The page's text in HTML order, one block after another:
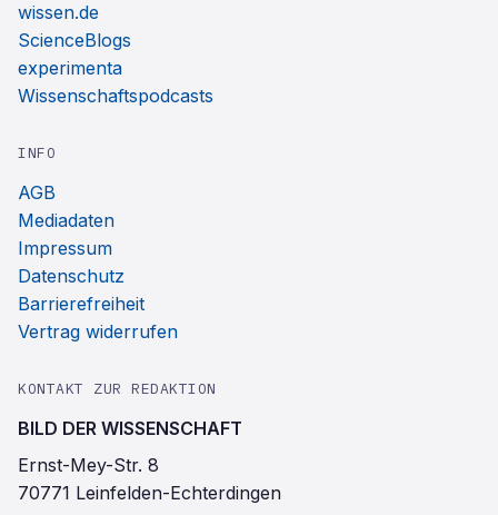
wissen.de
ScienceBlogs
experimenta
Wissenschaftspodcasts
INFO
AGB
Mediadaten
Impressum
Datenschutz
Barrierefreiheit
Vertrag widerrufen
KONTAKT ZUR REDAKTION
BILD DER WISSENSCHAFT
Ernst-Mey-Str. 8
70771 Leinfelden-Echterdingen